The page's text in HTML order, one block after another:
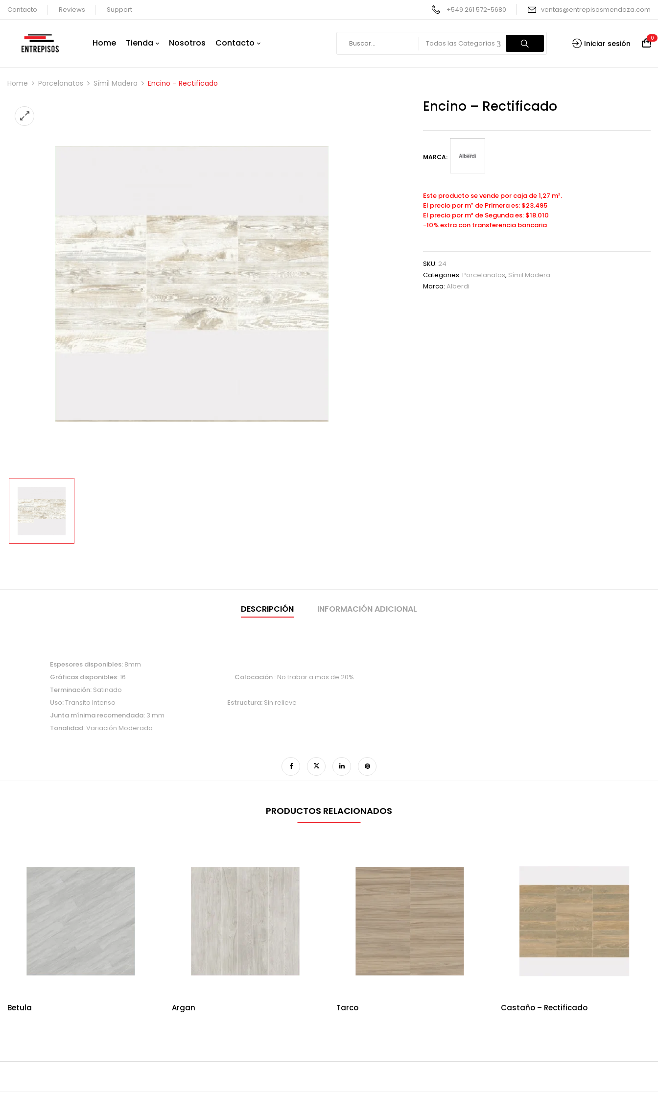
Contacto Reviews Support +549 261 572-5680 ventas@entrepisosmendoza.com
Home Tienda Nosotros Contacto Todas las Categorías Iniciar sesión
0
Home Porcelanatos Símil Madera Encino – Rectificado
Encino – Rectificado
MARCA:
Este producto se vende por caja de 1,27 m².
El precio por m² de Primera es: $23.495
El precio por m² de Segunda es: $18.010
-10% extra con transferencia bancaria
SKU: 24
Categories: Porcelanatos, Símil Madera
Marca: Alberdi
DESCRIPCIÓN INFORMACIÓN ADICIONAL
Espesores disponibles: 8mm
Gráficas disponibles:16 Colocación : No trabar a mas de 20%
Terminación: Satinado
Uso:Transito Intenso Estructura: Sin relieve
Junta mínima recomendada: 3 mm
Tonalidad:Variación Moderada
PRODUCTOS RELACIONADOS
Betula Argan Tarco Castaño – Rectificado